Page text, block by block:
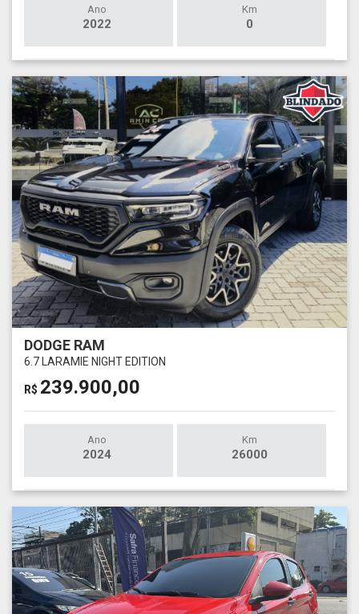
Ano
2022
Km
0
DODGE RAM
6.7 LARAMIE NIGHT EDITION
R$ 239.900,00
Ano
2024
Km
26000